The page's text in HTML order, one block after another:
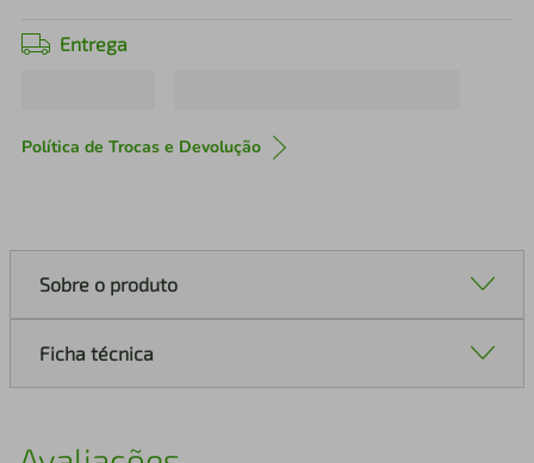
Entrega
Política de Trocas e Devolução
Sobre o produto
Ficha técnica